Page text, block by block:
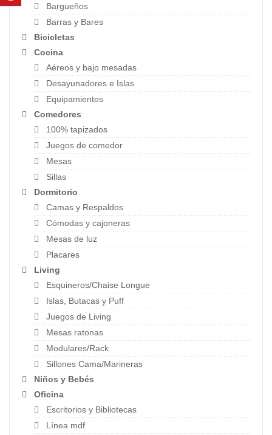
Bargueños
Barras y Bares
Bicicletas
Cocina
Aéreos y bajo mesadas
Desayunadores e Islas
Equipamientos
Comedores
100% tapizados
Juegos de comedor
Mesas
Sillas
Dormitorio
Camas y Respaldos
Cómodas y cajoneras
Mesas de luz
Placares
Living
Esquineros/Chaise Longue
Islas, Butacas y Puff
Juegos de Living
Mesas ratonas
Modulares/Rack
Sillones Cama/Marineras
Niños y Bebés
Oficina
Escritorios y Bibliotecas
Línea mdf